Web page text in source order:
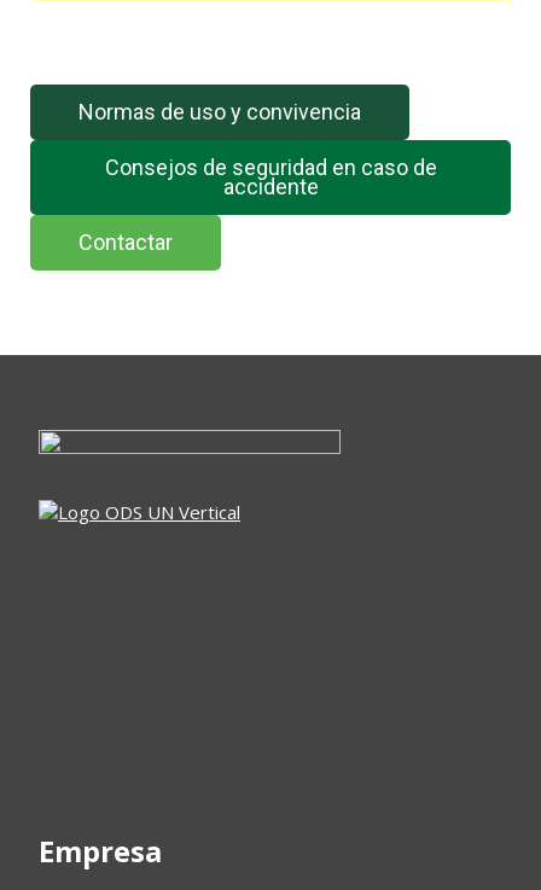
Normas de uso y convivencia
Consejos de seguridad en caso de
accidente
Contactar
Empresa